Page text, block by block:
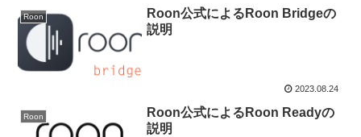
Roon
Roon公式によるRoon Bridgeの
説明
2023.08.24
Roon
Roon公式によるRoon Readyの
説明